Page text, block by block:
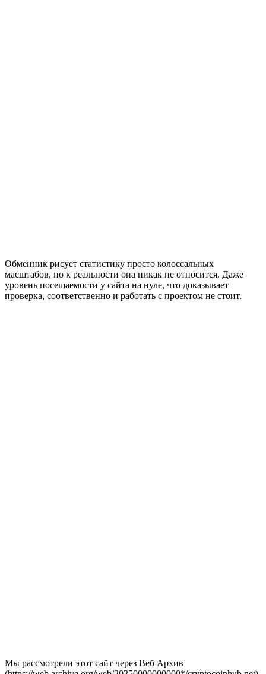
Обменник рисует статистику просто колоссальных
масштабов, но к реальности она никак не относится. Даже
уровень посещаемости у сайта на нуле, что доказывает
проверка, соответственно и работать с проектом не стоит.
Мы рассмотрели этот сайт через Веб Архив